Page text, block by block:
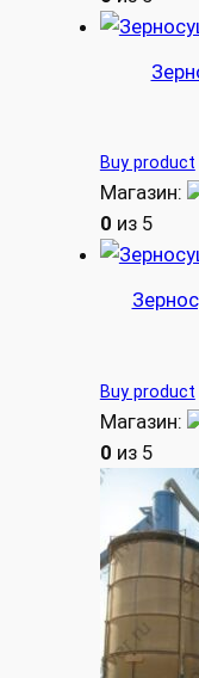
Buy product
Магазин:
0 из 5
Buy product
Магазин:
0 из 5